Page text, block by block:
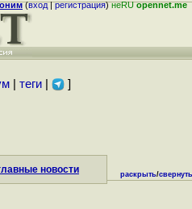
(вход|регистрация)неRUopennet.me
| теги| ]
новости раскрыть/свернуть